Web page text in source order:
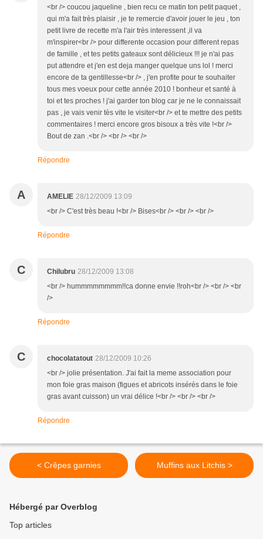
<br /> coucou jaqueline , bien recu ce matin ton petit paquet ,
qui m'a fait très plaisir , je te remercie d'avoir jouer le jeu , ton
petit livre de recette m'a l'air très interessent ,il va
m'inspirer<br /> pour differente occasion pour different repas
de famille , et tes petits gateaux sont délicieux !!! je n'ai pas
put attendre et j'en est deja manger quelque uns lol ! merci
encore de ta gentillesse<br /> , j'en profite pour te souhaiter
tous mes voeux pour cette année 2010 ! bonheur et santé à
toi et tes proches ! j'ai garder ton blog car je ne le connaissait
pas , je vais venir tès vite le visiter<br /> et te mettre des petits
commentaires ! merci encore gros bisoux a très vite !<br />
Bout de zan .<br /> <br /> <br />
Répondre
A AMELIE 28/12/2009 13:09
<br /> C'est très beau !<br /> Bises<br /> <br /> <br />
Répondre
C Chilubru 28/12/2009 13:08
<br /> hummmmmmmm!!ca donne envie !!roh<br /> <br /> <br
/>
Répondre
C chocolatatout 28/12/2009 10:26
<br /> jolie présentation. J'ai fait la meme association pour
mon foie gras maison (figues et abricots insérés dans le foie
gras avant cuisson) un vrai délice !<br /> <br /> <br />
Répondre
< Crêpes garnies Muffins aux Litchis >
Hébergé par Overblog
Top articles